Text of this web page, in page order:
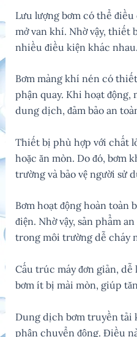
Lưu lượng bơm có thể
mở van khí. Nhờ vậy, thiết
nhiều điều kiện khác nhau.
Bơm màng khí nén có
phận quay. Khi hoạt động,
dung dịch, đảm bảo an
Thiết bị phù hợp với chất
hoặc ăn mòn. Do đó, bơm
trường và bảo vệ người sử
Bơm hoạt động hoàn toàn
điện. Nhờ vậy, sản phẩm
trong môi trường dễ cháy
Cấu trúc máy đơn giản, dễ
bơm ít bị mài mòn, giúp
Dung dịch bơm truyền tải
phận chuyển động. Điều